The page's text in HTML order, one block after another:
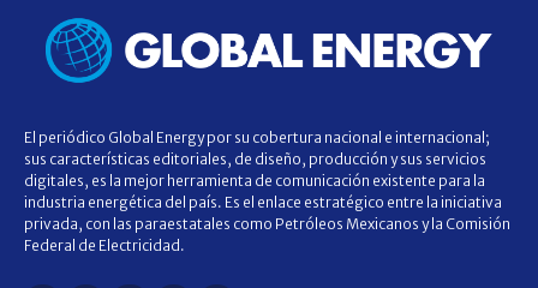
El periódico Global Energy por su cobertura nacional e internacional;
sus características editoriales, de diseño, producción y sus servicios
digitales, es la mejor herramienta de comunicación existente para la
industria energética del país. Es el enlace estratégico entre la iniciativa
privada, con las paraestatales como Petróleos Mexicanos y la Comisión
Federal de Electricidad.